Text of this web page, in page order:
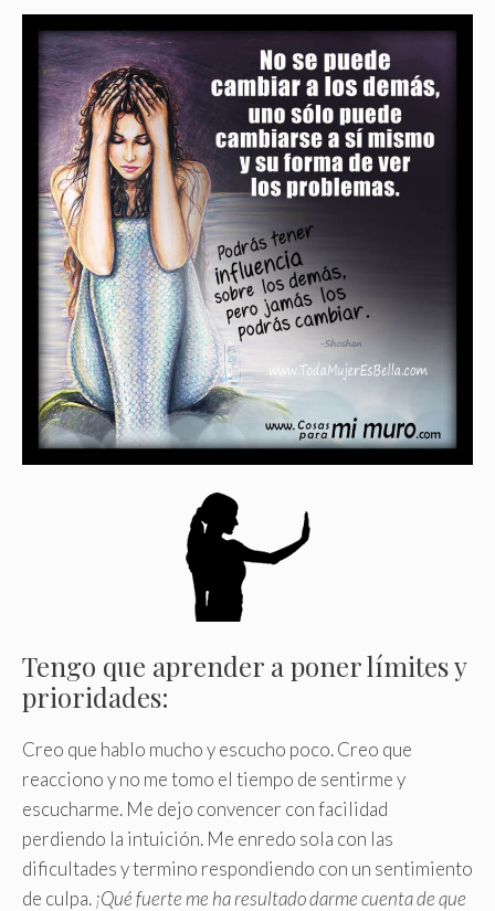
Tengo que aprender a poner límites y
prioridades:
Creo que hablo mucho y escucho poco. Creo que
reacciono y no me tomo el tiempo de sentirme y
escucharme. Me dejo convencer con facilidad
perdiendo la intuición. Me enredo sola con las
dificultades y termino respondiendo con un sentimiento
de culpa. ¡Qué fuerte me ha resultado darme cuenta de que